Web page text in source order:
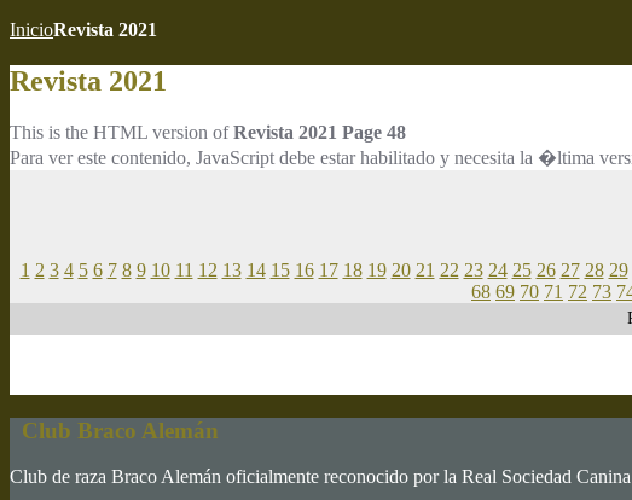
InicioRevista 2021
Revista 2021
This is the HTML version ofRevista 2021 Page 48
Para ver este contenido, JavaScript debe estar habilitado y necesita la �ltima
1 2 3 4 5 6 7 8 9 10 11 12 13 14 15 16 17 18 19 20 21 22 23 24 25 26 27 28 29
68 69 70 71 72 73
Club Braco Alemán
Club de raza Braco Alemán oficialmente reconocido por la Real Sociedad